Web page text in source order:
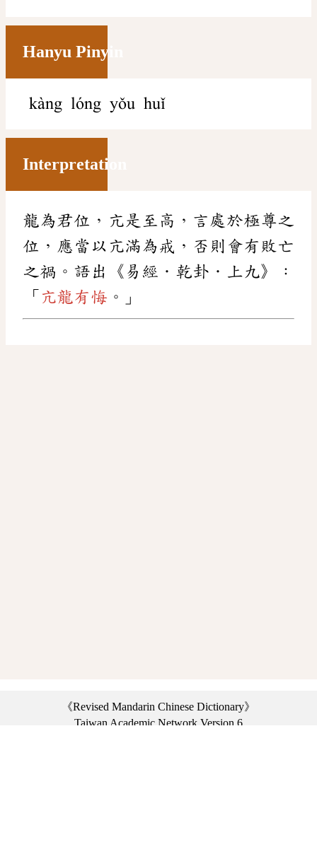
Hanyu Pinyin
kàng lóng yǒu huǐ
Interpretation
龍為君位，亢是至高，言處於極尊之
位，應當以亢滿為戒，否則會有敗亡
之禍。語出《易經．乾卦．上九》：
「 亢龍有悔 。」
《Revised Mandarin Chinese Dictionary》
Taiwan Academic Network Version 6